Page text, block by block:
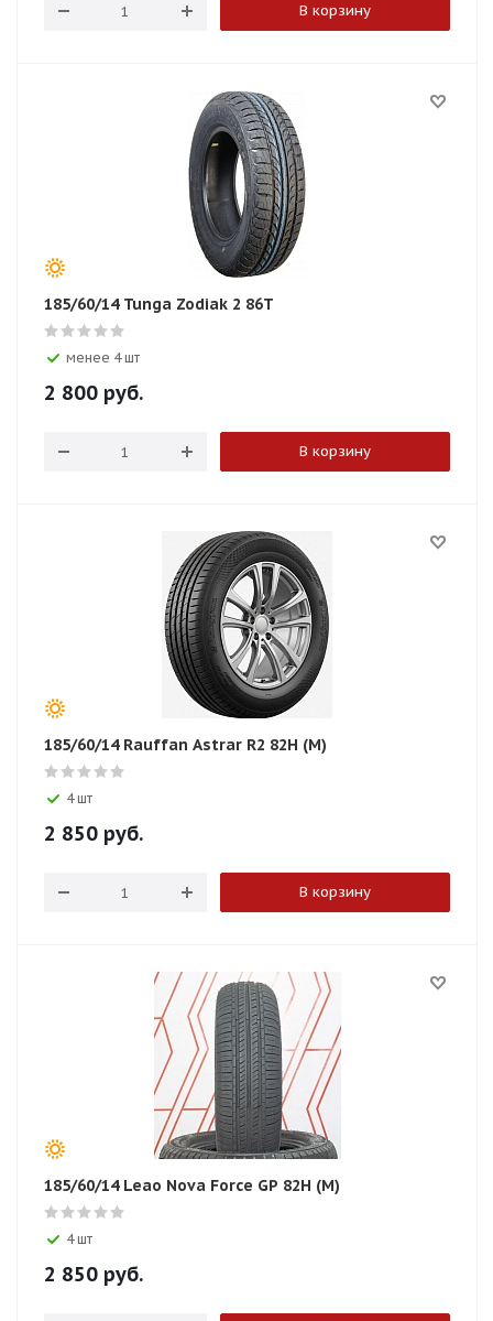
В корзину
185/60/14 Tunga Zodiak 2 86T
менее 4 шт
2 800 руб.
В корзину
185/60/14 Rauffan Astrar R2 82H (M)
4 шт
2 850 руб.
В корзину
185/60/14 Leao Nova Force GP 82H (M)
4 шт
2 850 руб.